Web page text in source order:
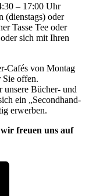
– 17:00 Uhr
(dienstags) oder
Tasse Tee oder
sich mit Ihren
Cafés von Montag
Sie offen.
unsere Bücher- und
ein „Secondhand-
erwerben.
freuen uns auf